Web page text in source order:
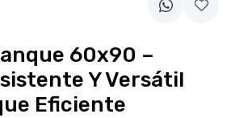
60x90 –
Y Versátil
Eficiente